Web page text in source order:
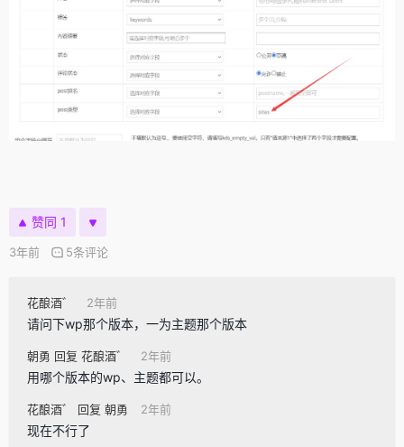
赞同 1
3年前 5条评论
花酿酒゛ 2年前
请问下wp那个版本，一为主题那个版本
朝勇 回复 花酿酒゛ 2年前
用哪个版本的wp、主题都可以。
花酿酒゛ 回复 朝勇 2年前
现在不行了